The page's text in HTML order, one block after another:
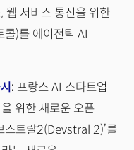
웹 서비스 통신을 위한
콜)를 에이전틱 AI
: 프랑스 AI 스타트업
위한 새로운 오픈
스트랄2(Devstral 2)’를